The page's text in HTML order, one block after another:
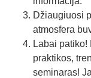
Džiaugiuosi
atmosfera
Labai
praktikos,
seminaras!